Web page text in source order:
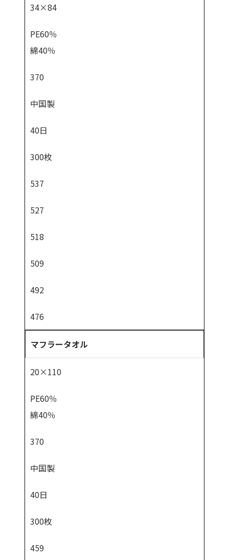
34×84
PE60％
綿40％
370
中国製
40日
300枚
537
527
518
509
492
476
マフラータオル
20×110
PE60％
綿40％
370
中国製
40日
300枚
459